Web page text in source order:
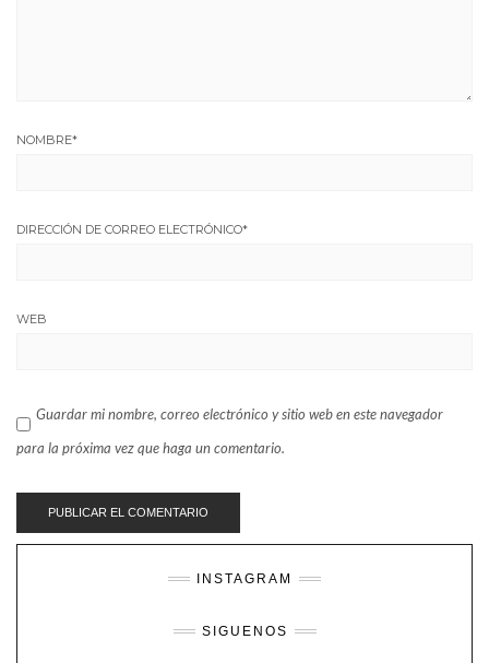
NOMBRE*
DIRECCIÓN DE CORREO ELECTRÓNICO*
WEB
Guardar mi nombre, correo electrónico y sitio web en este navegador
para la próxima vez que haga un comentario.
INSTAGRAM
SIGUENOS